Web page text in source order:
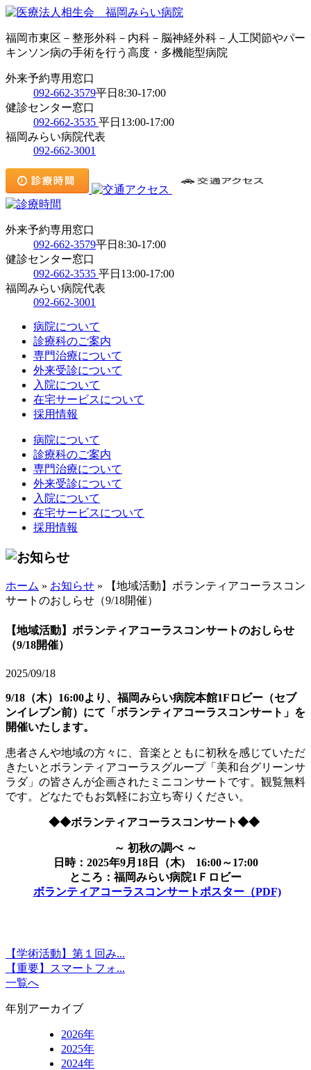
福岡市東区－整形外科－内科－脳神経外科－人工関節やパー
キンソン病の手術を行う高度・多機能型病院
外来予約専用窓口
092-662-3579平日8:30-17:00
健診センター窓口
092-662-3535 平日13:00-17:00
福岡みらい病院代表
092-662-3001
外来予約専用窓口
092-662-3579平日8:30-17:00
健診センター窓口
092-662-3535 平日13:00-17:00
福岡みらい病院代表
092-662-3001
病院について
診療科のご案内
専門治療について
外来受診について
入院について
在宅サービスについて
採用情報
病院について
診療科のご案内
専門治療について
外来受診について
入院について
在宅サービスについて
採用情報
ホーム » お知らせ »
【地域活動】ボランティアコーラスコン
サートのおしらせ（9/18開催）
【地域活動】ボランティアコーラスコンサートのおしらせ
（9/18開催）
2025/09/18
9/18（木）16:00より、福岡みらい病院本館1Fロビー（セブ
ンイレブン前）にて「ボランティアコーラスコンサート」を
開催いたします。
患者さんや地域の方々に、音楽とともに初秋を感じていただ
きたいとボランティアコーラスグループ「美和台グリーンサ
ラダ」の皆さんが企画されたミニコンサートです。観覧無料
です。どなたでもお気軽にお立ち寄りください。
◆◆ボランティアコーラスコンサート◆◆
～ 初秋の調べ ～
日時：2025年9月18日（木) 16:00～17:00
ところ：福岡みらい病院1Ｆロビー
ボランティアコーラスコンサートポスター（PDF)
【学術活動】第１回み...
【重要】スマートフォ...
一覧へ
年別アーカイブ
2026年
2025年
2024年